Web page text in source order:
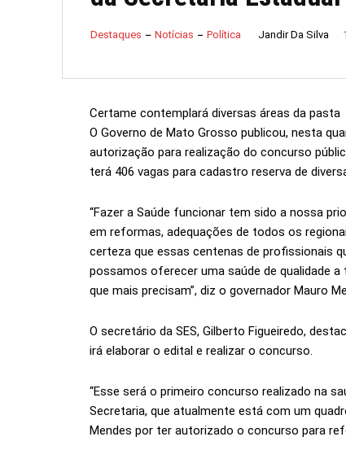
Destaques Notícias Política Jandir Da Silva
Certame contemplará diversas áreas da pasta
O Governo de Mato Grosso publicou, nesta
autorização para realização do concurso
terá 406 vagas para cadastro reserva de
“Fazer a Saúde funcionar tem sido a nossa
em reformas, adequações de todos os
certeza que essas centenas de profissionais
possamos oferecer uma saúde de qualidade
que mais precisam”, diz o governador Mauro
O secretário da SES, Gilberto Figueiredo,
irá elaborar o edital e realizar o concurso.
“Esse será o primeiro concurso realizado na
Secretaria, que atualmente está com um
Mendes por ter autorizado o concurso para